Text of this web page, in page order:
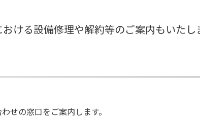
ける設備修理や解約等のご案内もいたし
せの窓口をご案内します。